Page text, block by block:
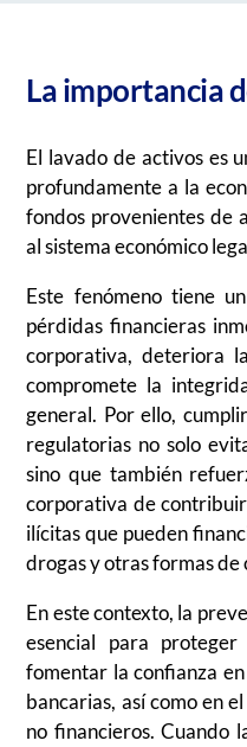
La importancia
El lavado de activos es
profundamente a la
fondos provenientes de
al sistema económico
Este fenómeno tiene
pérdidas financieras
corporativa, deteriora
compromete la
general. Por ello,
regulatorias no solo
sino que también
corporativa de
ilícitas que pueden
drogas y otras formas
En este contexto, la
esencial para
fomentar la confianza
bancarias, así como en
no financieros. Cuando